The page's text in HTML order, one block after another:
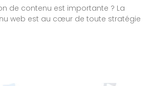
de contenu est importante ? La
web est au cœur de toute stratégie